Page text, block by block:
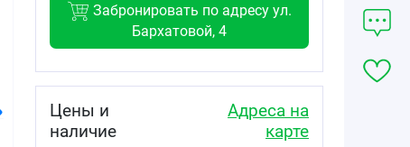
от 122.43
Амлодипин-
53.30
Забронировать по адресу ул.
Бархатовой, 4
Цены и
наличие
Адреса на
карте